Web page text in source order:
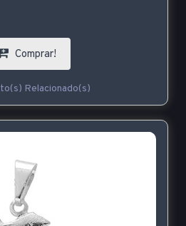
Comprar!
Relacionado(s)